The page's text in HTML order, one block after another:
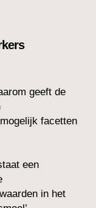
geeft de
facetten
een
in het